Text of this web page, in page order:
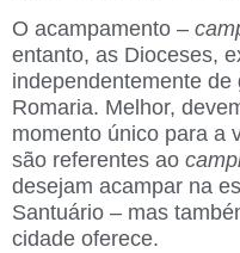
O acampamento –
entanto, as Dioceses,
independentemente
Romaria. Melhor,
momento único para a
são referentes ao
desejam acampar na
Santuário – mas
cidade oferece.